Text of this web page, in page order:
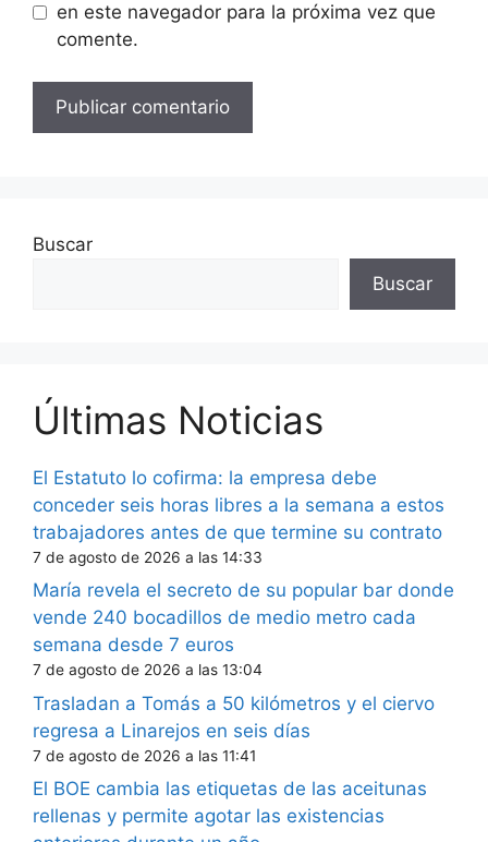
en este navegador para la próxima vez que
comente.
Buscar
Buscar
Últimas Noticias
El Estatuto lo cofirma: la empresa debe
conceder seis horas libres a la semana a estos
trabajadores antes de que termine su contrato
7 de agosto de 2026 a las 14:33
María revela el secreto de su popular bar donde
vende 240 bocadillos de medio metro cada
semana desde 7 euros
7 de agosto de 2026 a las 13:04
Trasladan a Tomás a 50 kilómetros y el ciervo
regresa a Linarejos en seis días
7 de agosto de 2026 a las 11:41
El BOE cambia las etiquetas de las aceitunas
rellenas y permite agotar las existencias